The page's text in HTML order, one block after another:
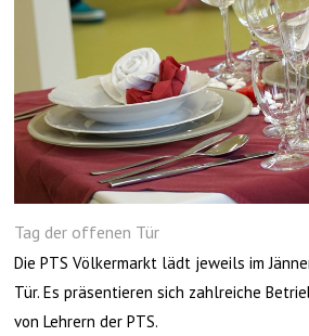
Tag der offenen Tür
Die PTS Völkermarkt lädt jeweils im
Tür. Es präsentieren sich zahlreiche
von Lehrern der PTS.